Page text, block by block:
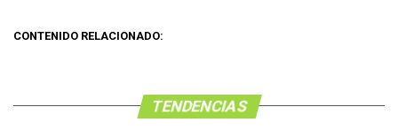
CONTENIDO RELACIONADO:
TENDENCIAS